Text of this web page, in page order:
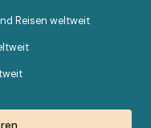
Reisen weltweit